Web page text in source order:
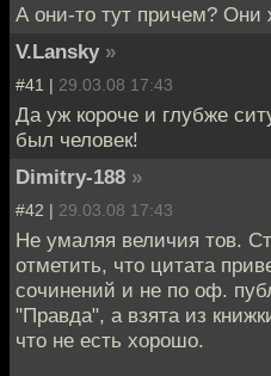
А они-то тут причем? Они
V.Lansky »
#41 | 29.03.08 17:43
Да уж короче и глубже
был человек!
Dimitry-188 »
#42 | 29.03.08 17:43
Не умаляя величия тов.
отметить, что цитата
сочинений и не по оф.
"Правда", а взята из
что не есть хорошо.